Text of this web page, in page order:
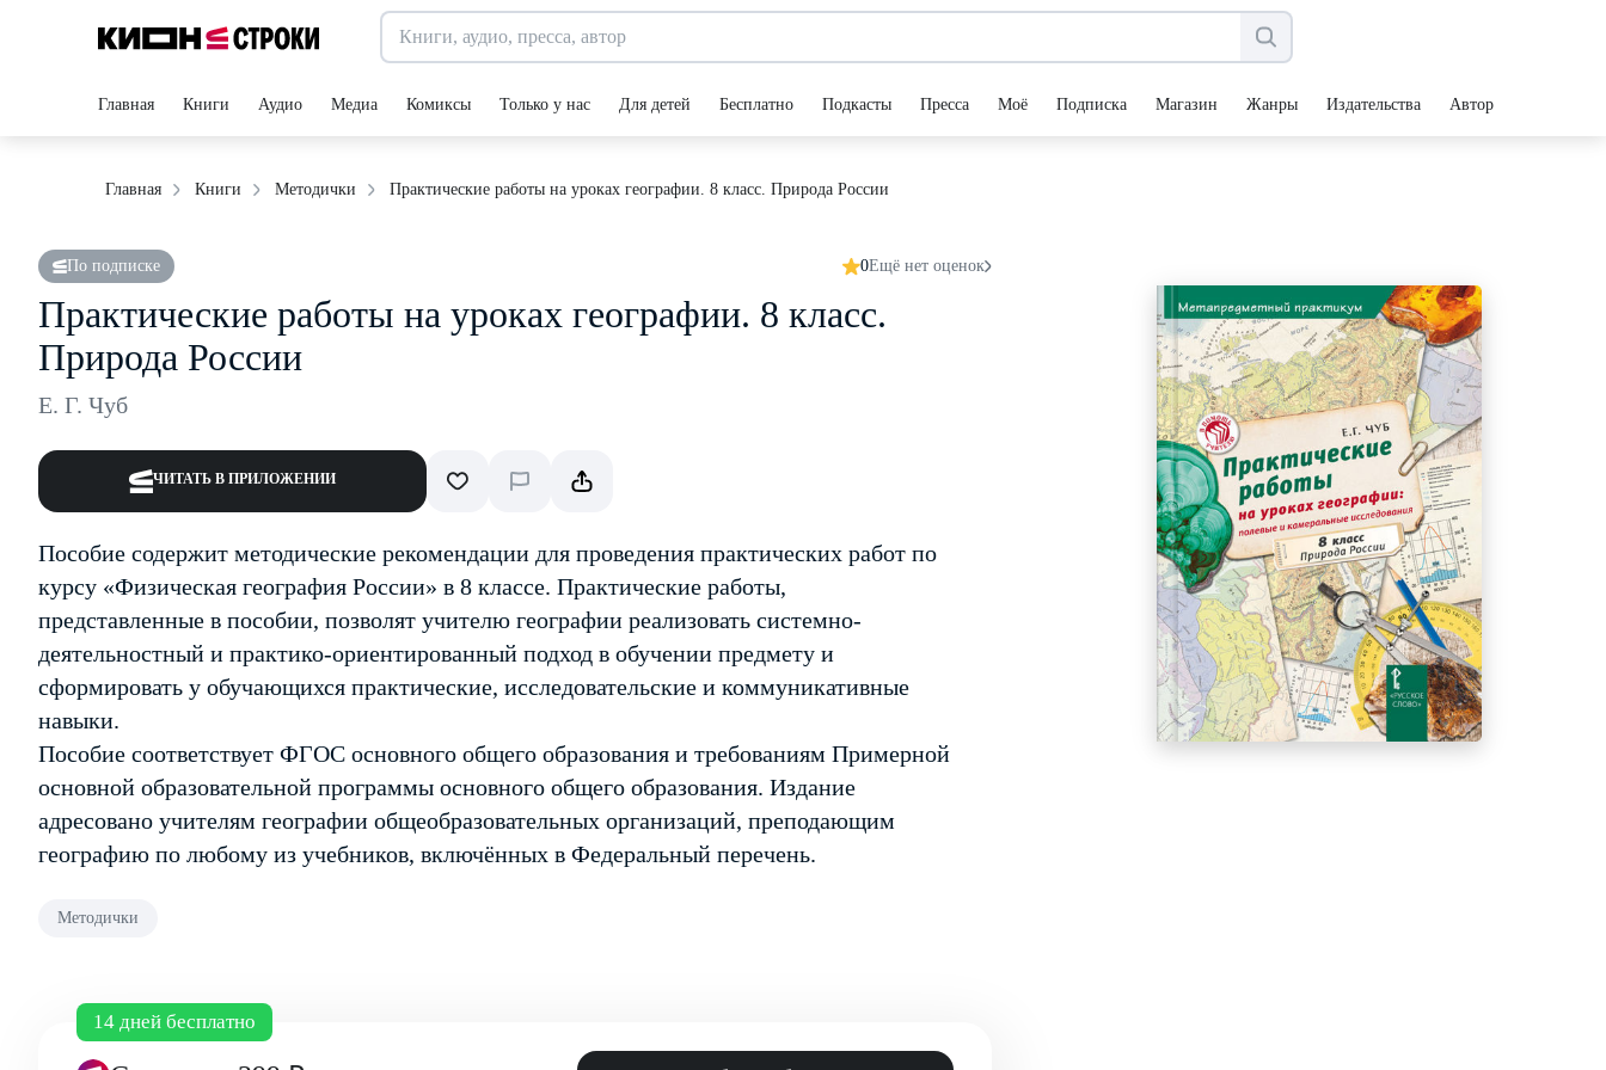
Главная Книги Аудио Медиа Комиксы Только у нас Для детей Бесплатно Подкасты Пресса Моё Подписка Магазин Жанры Издательства Авторы
Главная Книги Методички Практические работы на уроках географии. 8 класс. Природа России
По подписке 0Ещё нет оценок
Практические работы на уроках географии. 8 класс.
Природа России
Е. Г. Чуб
ЧИТАТЬ В ПРИЛОЖЕНИИ
Пособие содержит методические рекомендации для проведения практических работ по
курсу «Физическая география России» в 8 классе. Практические работы,
представленные в пособии, позволят учителю географии реализовать системно-
деятельностный и практико-ориентированный подход в обучении предмету и
сформировать у обучающихся практические, исследовательские и коммуникативные
навыки.
Пособие соответствует ФГОС основного общего образования и требованиям Примерной
основной образовательной программы основного общего образования. Издание
адресовано учителям географии общеобразовательных организаций, преподающим
географию по любому из учебников, включённых в Федеральный перечень.
Методички
14 дней бесплатно